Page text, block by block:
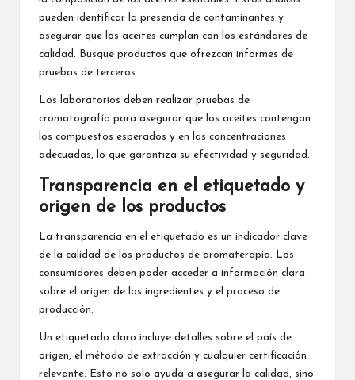
pueden identificar la presencia de contaminantes y
asegurar que los aceites cumplan con los estándares de
calidad. Busque productos que ofrezcan informes de
pruebas de terceros.
Los laboratorios deben realizar pruebas de
cromatografía para asegurar que los aceites contengan
los compuestos esperados y en las concentraciones
adecuadas, lo que garantiza su efectividad y seguridad.
Transparencia en el etiquetado y
origen de los productos
La transparencia en el etiquetado es un indicador clave
de la calidad de los productos de aromaterapia. Los
consumidores deben poder acceder a información clara
sobre el origen de los ingredientes y el proceso de
producción.
Un etiquetado claro incluye detalles sobre el país de
origen, el método de extracción y cualquier certificación
relevante. Esto no solo ayuda a asegurar la calidad, sino